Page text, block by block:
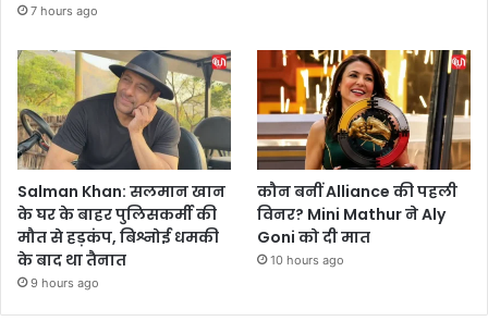
7 hours ago
Salman Khan: सलमान खान
के घर के बाहर पुलिसकर्मी की
मौत से हड़कंप, बिश्नोई धमकी
के बाद था तैनात
9 hours ago
कौन बनीं Alliance की पहली
विनर? Mini Mathur ने Aly
Goni को दी मात
10 hours ago